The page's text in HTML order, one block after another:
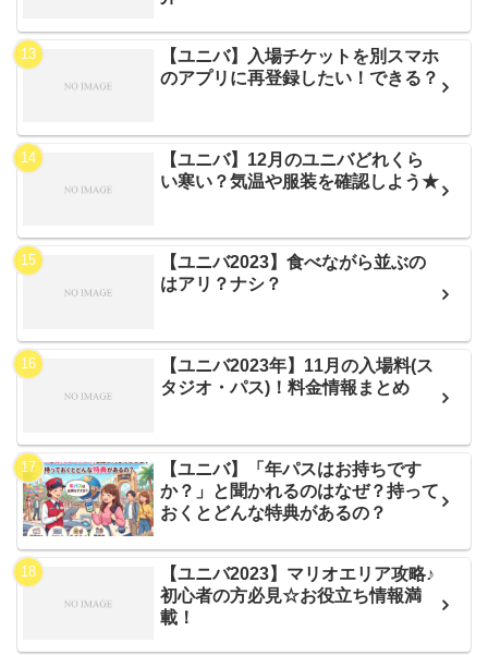
【ユニバ】入場チケットを別スマホ
のアプリに再登録したい！できる？
【ユニバ】12月のユニバどれくら
い寒い？気温や服装を確認しよう★
【ユニバ2023】食べながら並ぶの
はアリ？ナシ？
【ユニバ2023年】11月の入場料(ス
タジオ・パス)！料金情報まとめ
【ユニバ】「年パスはお持ちです
か？」と聞かれるのはなぜ？持って
おくとどんな特典があるの？
【ユニバ2023】マリオエリア攻略♪
初心者の方必見☆お役立ち情報満
載！